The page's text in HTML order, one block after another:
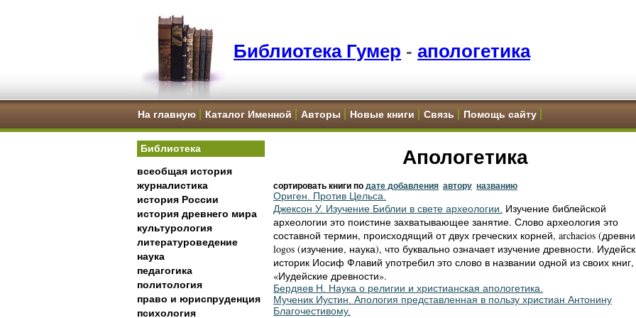
Библиотека Гумер - апологетика
На главную Каталог Именной Авторы Новые книги Связь Помощь сайту
Библиотека
всеобщая история
журналистика
история России
история древнего мира
культурология
литературоведение
наука
педагогика
политология
право и юриспруденция
психология
Апологетика
сортировать книги по дате добавления автору названию
Ориген. Против Цельса.
Джексон У. Изучение Библии в свете археологии.
Изучение библейской
археологии это поистине захватывающее занятие. Слово археология это
составной термин, происходящий от двух греческих корней, archaeios
logos (изучение, наука), что буквально означает изучение древности.
историк Иосиф Флавий употребил это слово в названии одной из своих книг,
«Иудейские древности».
Бердяев Н. Наука о религии и христианская апологетика.
Мученик Иустин. Апология представленная в пользу христиан Антонину
Благочестивому.